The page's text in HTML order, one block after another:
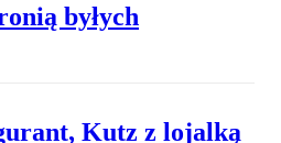
byłych
Kutz z lojalką